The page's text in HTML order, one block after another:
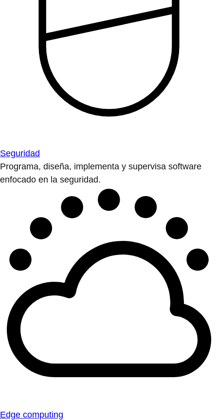
Seguridad
Programa, diseña, implementa y supervisa software
enfocado en la seguridad.
Edge computing